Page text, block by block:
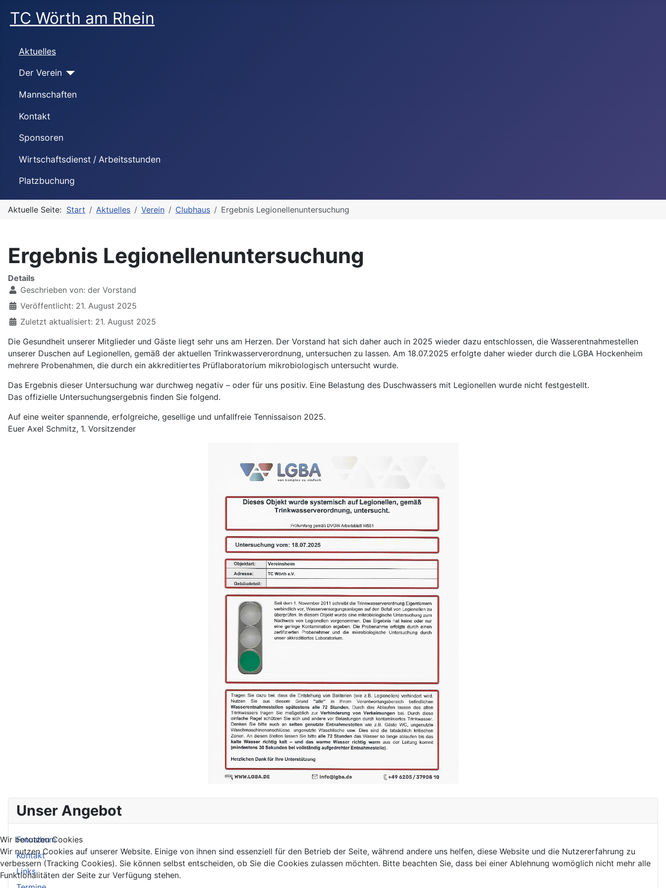
TC Wörth am Rhein
Aktuelles
Der Verein
Mannschaften
Kontakt
Sponsoren
Wirtschaftsdienst / Arbeitsstunden
Platzbuchung
Aktuelle Seite: Start Aktuelles Verein Clubhaus Ergebnis Legionellenuntersuchung
Ergebnis Legionellenuntersuchung
Details
Geschrieben von: der Vorstand
Veröffentlicht: 21. August 2025
Zuletzt aktualisiert: 21. August 2025
Die Gesundheit unserer Mitglieder und Gäste liegt sehr uns am Herzen. Der Vorstand hat sich daher auch in 2025 wieder dazu entschlossen, die Wasserentnahmestellen
unserer Duschen auf Legionellen, gemäß der aktuellen Trinkwasserverordnung, untersuchen zu lassen. Am 18.07.2025 erfolgte daher wieder durch die LGBA Hockenheim
mehrere Probenahmen, die durch ein akkreditiertes Prüflaboratorium mikrobiologisch untersucht wurde.
Das Ergebnis dieser Untersuchung war durchweg negativ – oder für uns positiv. Eine Belastung des Duschwassers mit Legionellen wurde nicht festgestellt.
Das offizielle Untersuchungsergebnis finden Sie folgend.
Auf eine weiter spannende, erfolgreiche, gesellige und unfallfreie Tennissaison 2025.
Euer Axel Schmitz, 1. Vorsitzender
Unser Angebot
Fotoalbum
Kontakt
Links
Wir benutzen Cookies
Wir nutzen Cookies auf unserer Website. Einige von ihnen sind essenziell für den Betrieb der Seite, während andere uns helfen, diese Website und die Nutzererfahrung zu
verbessern (Tracking Cookies). Sie können selbst entscheiden, ob Sie die Cookies zulassen möchten. Bitte beachten Sie, dass bei einer Ablehnung womöglich nicht mehr alle
Funktionalitäten der Seite zur Verfügung stehen.